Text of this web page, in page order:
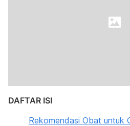
DAFTAR ISI
Rekomendasi Obat untuk